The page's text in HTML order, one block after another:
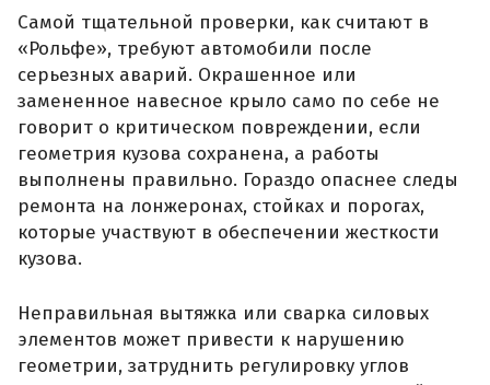
Самой тщательной проверки, как считают в
«Рольфе», требуют автомобили после
серьезных аварий. Окрашенное или
замененное навесное крыло само по себе не
говорит о критическом повреждении, если
геометрия кузова сохранена, а работы
выполнены правильно. Гораздо опаснее следы
ремонта на лонжеронах, стойках и порогах,
которые участвуют в обеспечении жесткости
кузова.
Неправильная вытяжка или сварка силовых
элементов может привести к нарушению
геометрии, затруднить регулировку углов